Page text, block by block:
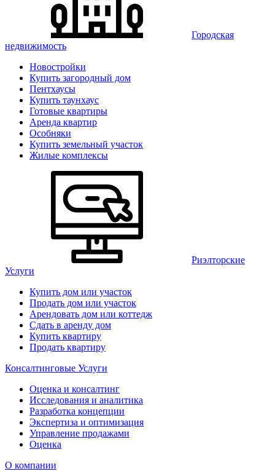
Городская
недвижимость
Новостройки
Купить загородный дом
Пентхаусы
Купить таунхаус
Готовые квартиры
Аренда квартир
Особняки
Купить земельный участок
Жилые комплексы
Риэлторские
Услуги
Купить дом или участок
Продать дом или участок
Арендовать дом или коттедж
Сдать в аренду дом
Купить квартиру
Продать квартиру
Консалтинговые Услуги
Оценка и консалтинг
Исследования и аналитика
Разработка концепции
Экспертиза и оптимизация
Управление продажами
Оценка
О компании